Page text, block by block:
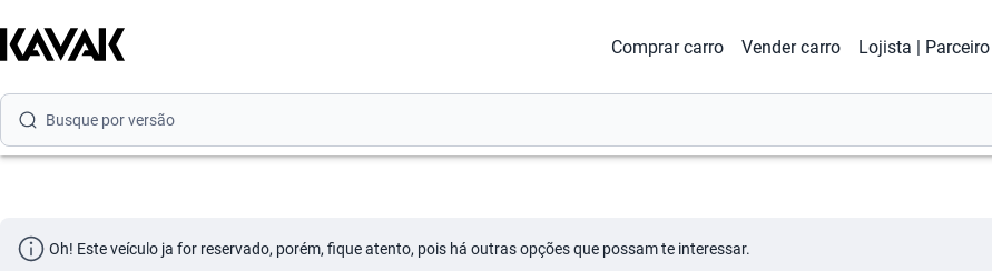
Comprar carro Vender carro Lojista | Parceiro
Busque por versão
Oh! Este veículo ja for reservado, porém, fique atento, pois há outras opções que possam te interessar.